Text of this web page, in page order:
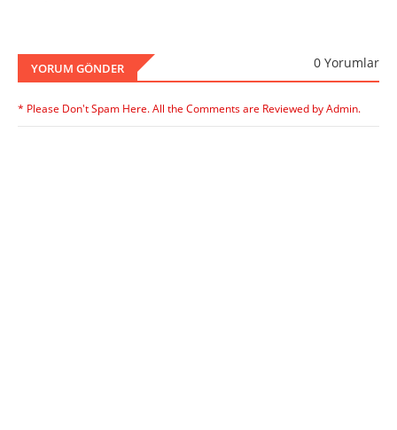
YORUM GÖNDER 0 Yorumlar
* Please Don't Spam Here. All the Comments are Reviewed by Admin.